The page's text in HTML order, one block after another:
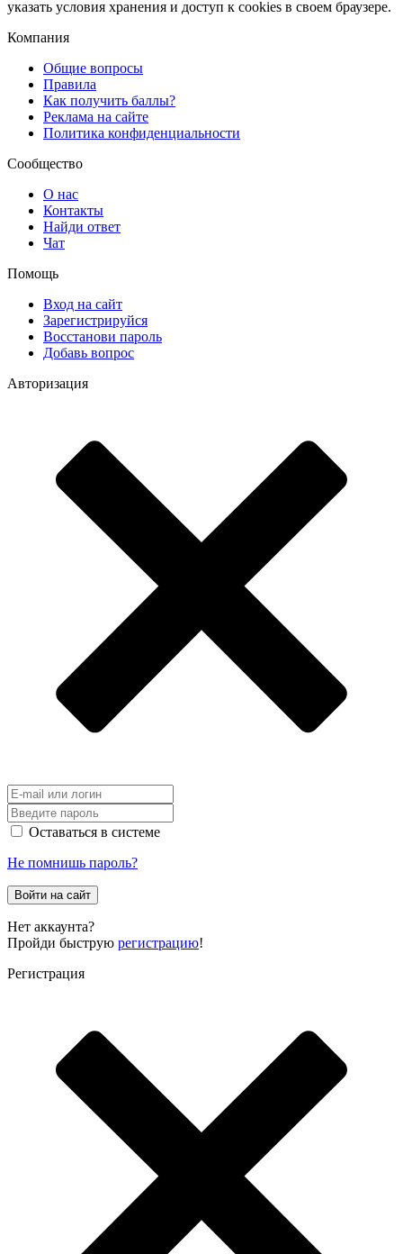
указать условия хранения и доступ к cookies в своем браузере.
Компания
Общие вопросы
Правила
Как получить баллы?
Реклама на сайте
Политика конфиденциальности
Сообщество
О нас
Контакты
Найди ответ
Чат
Помощь
Вход на сайт
Зарегистрируйся
Восстанови пароль
Добавь вопрос
Авторизация
Оставаться в системе
Не помнишь пароль?
Войти на сайт
Нет аккаунта?
Пройди быструю регистрацию!
Регистрация